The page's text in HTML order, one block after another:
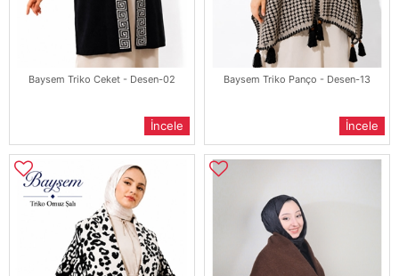
Baysem Triko Ceket - Desen-02
İncele
Baysem Triko Panço - Desen-13
İncele